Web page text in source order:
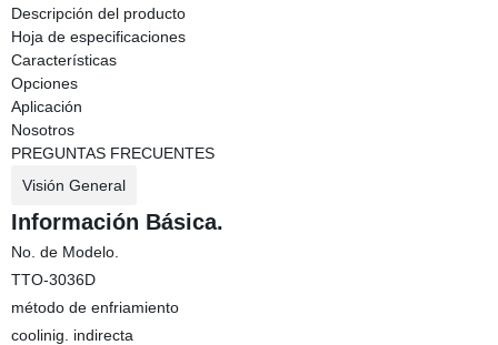
Descripción del producto
Hoja de especificaciones
Características
Opciones
Aplicación
Nosotros
PREGUNTAS FRECUENTES
Visión General
Información Básica.
No. de Modelo.
TTO-3036D
método de enfriamiento
coolinig. indirecta